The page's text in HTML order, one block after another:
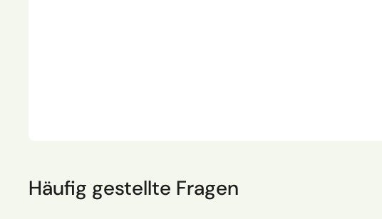
Häufig gestellte Fragen